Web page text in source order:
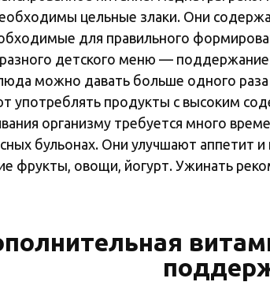
цельные злаки. Они
для правильного
детского меню —
можно давать больше одного
употреблять продукты с высоким
организму требуется много
бульонах. Они улучшают аппетит
фрукты, овощи, йогурт. Ужинать